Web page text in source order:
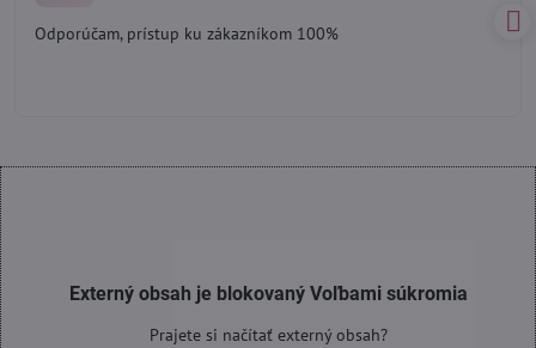
5
Odporúčam, prístup ku zákazníkom 100%
Externý obsah je blokovaný Voľbami súkromia
Prajete si načítať externý obsah?